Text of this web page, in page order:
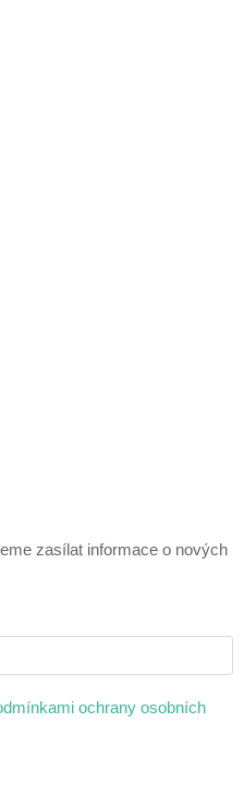
zasílat informace o nových
ochrany osobních